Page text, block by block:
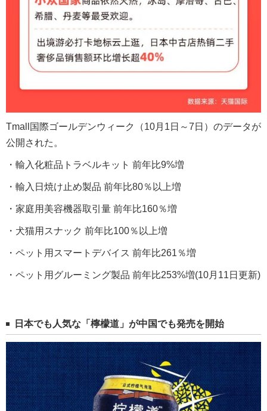
Tmall国際ゴールデンウィーク（10月1日～7日）のデータが
公開された。
・輸入化粧品トラベルキット 前年比9%増
・輸入日焼け止め製品 前年比80％以上増
・家庭用美容機器取引量 前年比160％増
・犬猫用スナック 前年比100％以上増
・ペット用スマートデバイス 前年比261％増
・ペット用グルーミング製品 前年比253%増(10月11日更新)
日本でも人気な「檸檬道」が中国でも発売を開始